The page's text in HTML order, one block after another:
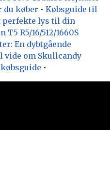
du køber • Købsguide til
perfekte lys til din
T5 R5/16/512/1660S
En dybtgående
vide om Skullcandy
•